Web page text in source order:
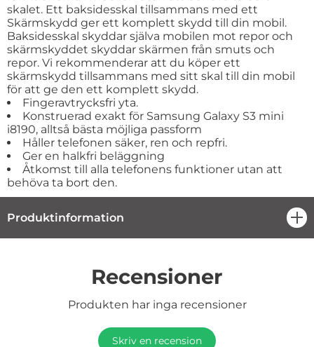
skalet. Ett baksidesskal tillsammans med ett
Skärmskydd ger ett komplett skydd till din mobil.
Baksidesskal skyddar själva mobilen mot repor och
skärmskyddet skyddar skärmen från smuts och
repor. Vi rekommenderar att du köper ett
skärmskydd tillsammans med sitt skal till din mobil
för att ge den ett komplett skydd.
Fingeravtrycksfri yta.
Konstruerad exakt för Samsung Galaxy S3 mini
i8190, alltså bästa möjliga passform
Håller telefonen säker, ren och repfri.
Ger en halkfri beläggning
Åtkomst till alla telefonens funktioner utan att
behöva ta bort den.
Produktinformation
Recensioner
Produkten har inga recensioner
Skriv en recension